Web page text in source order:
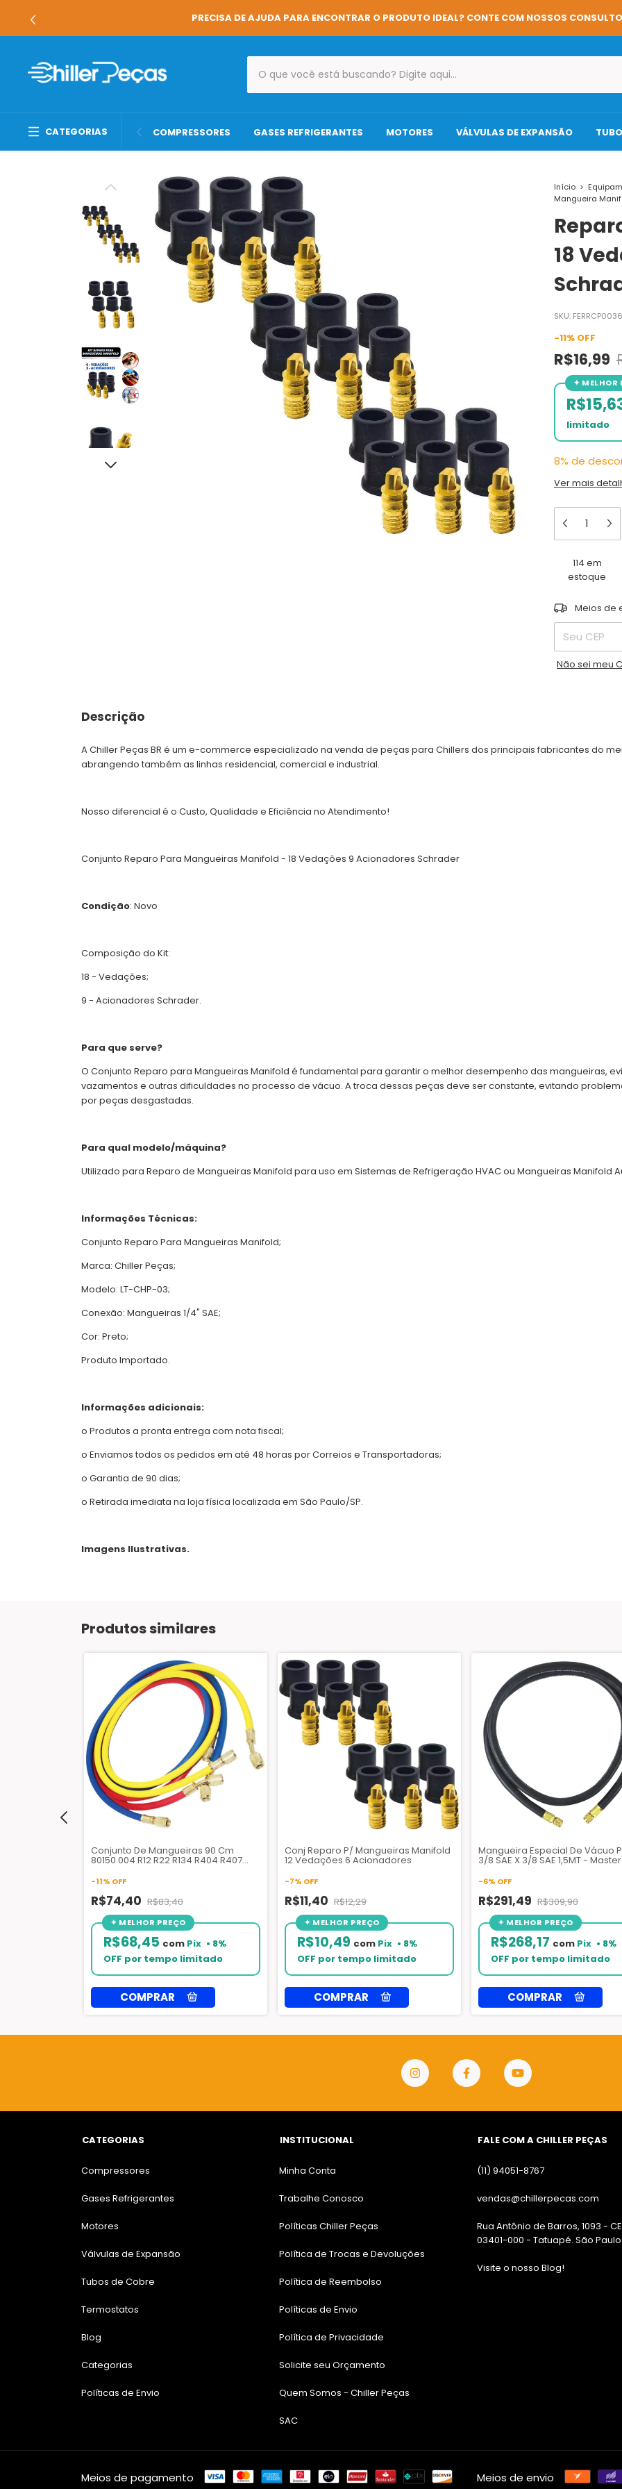
ESPECIALIZADOS 👨‍💻 📢
CATEGORIAS COMPRESSORES GASES REFRIGERANTES MOTORES VÁLVULAS DE EXPANSÃO
Início >
Mangueira
18
SKU: FERRCP0036
-11% OFF
R$16,99
8% de
Ver mais
114 em
estoque
Entregas para o
Meios de
Não sei meu
Descrição
A Chiller Peças BR é um e-commerce especializado na venda de peças para Chillers dos principais fabricantes do
abrangendo também as linhas residencial, comercial e industrial.
Nosso diferencial é o Custo, Qualidade e Eficiência no Atendimento!
Conjunto Reparo Para Mangueiras Manifold - 18 Vedações 9 Acionadores Schrader
Condição: Novo
Composição do Kit:
18 - Vedações;
9 - Acionadores Schrader.
Para que serve?
O Conjunto Reparo para Mangueiras Manifold é fundamental para garantir o melhor desempenho das mangueiras,
vazamentos e outras dificuldades no processo de vácuo. A troca dessas peças deve ser constante, evitando
por peças desgastadas.
Para qual modelo/máquina?
Utilizado para Reparo de Mangueiras Manifold para uso em Sistemas de Refrigeração HVAC ou Mangueiras Manifold
Informações Técnicas:
Conjunto Reparo Para Mangueiras Manifold;
Marca: Chiller Peças;
Modelo: LT-CHP-03;
Conexão: Mangueiras 1/4" SAE;
Cor: Preto;
Produto Importado.
Informações adicionais:
o Produtos a pronta entrega com nota fiscal;
o Enviamos todos os pedidos em até 48 horas por Correios e Transportadoras;
o Garantia de 90 dias;
o Retirada imediata na loja física localizada em São Paulo/SP.
Imagens Ilustrativas.
Produtos similares
Conjunto De Mangueiras 90 Cm
80150.004 R12 R22 R134 R404 R407
-11% OFF
R$74,40 R$83,40
R$68,45 com Pix
Conj Reparo P/ Mangueiras Manifold
12 Vedações 6 Acionadores
-7% OFF
R$11,40 R$12,29
R$10,49 com Pix
Mangueira Especial De Vácuo
3/8 SAE X 3/8 SAE 1,5MT -
-6% OFF
R$291,49 R$309,90
R$268,17 com Pix
CATEGORIAS
Compressores
Gases Refrigerantes
Motores
Válvulas de Expansão
Tubos de Cobre
Termostatos
Blog
Categorias
Políticas de Envio
INSTITUCIONAL
Minha Conta
Trabalhe Conosco
Políticas Chiller Peças
Política de Trocas e Devoluções
Política de Reembolso
Políticas de Envio
Política de Privacidade
Solicite seu Orçamento
Quem Somos - Chiller Peças
SAC
FALE COM A CHILLER PEÇAS
(11) 94051-8767
vendas@chillerpecas.com
Rua Antônio de Barros, 1093 -
03401-000 - Tatuapé. São Paulo
Visite o nosso Blog!
Meios de pagamento Meios de envio